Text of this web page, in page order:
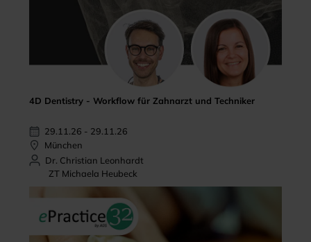
4D Dentistry - Workflow für Zahnarzt und Techniker
29.11.26 - 29.11.26
München
Dr. Christian Leonhardt
ZT Michaela Heubeck